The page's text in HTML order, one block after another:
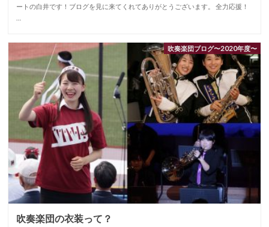
ートの白井です！ブログを見に来てくれてありがとうございます。 全力応援！
吹奏楽団ブログ〜2020年度〜
吹奏楽団の衣装って？